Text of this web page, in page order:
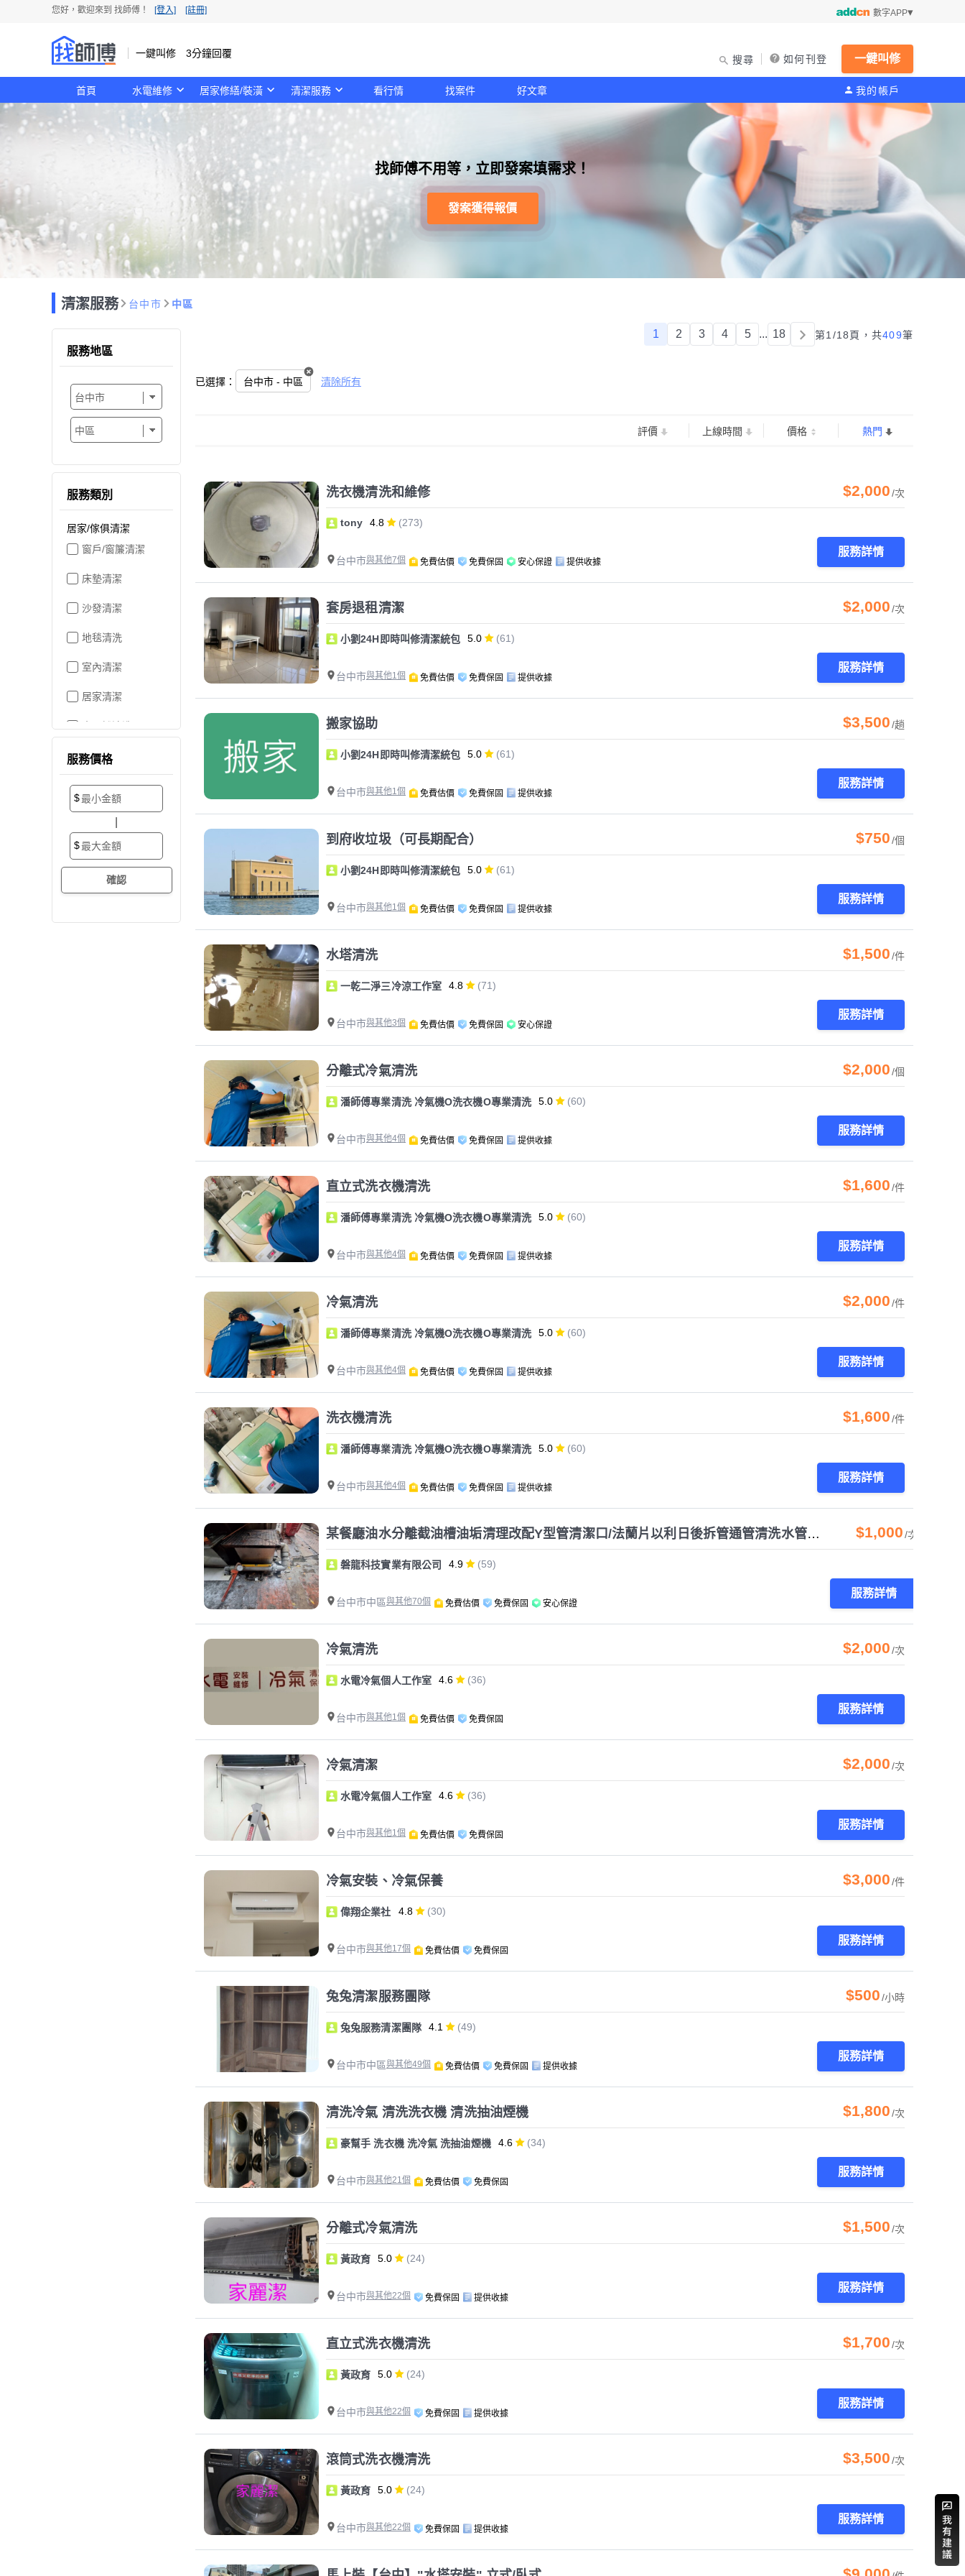
您好，歡迎來到 找師傅！ [登入] [註冊] 數字APP
一鍵叫修 3分鐘回覆
搜尋 如何刊登 一鍵叫修
首頁 水電維修 居家修繕/裝潢 清潔服務 看行情 找案件 好文章 我的帳戶
找師傅不用等，立即發案填需求！
發案獲得報價
清潔服務 台中市 中區
1 2 3 4 5 ... 18 第1/18頁， 共409筆
已選擇： 台中市 - 中區 清除所有
服務地區
服務類別
居家/傢俱清潔
窗戶/窗簾清潔
床墊清潔
沙發清潔
地毯清洗
室內清潔
居家清潔
空屋打掃
居家收納
搬家/裝潢後清潔
大掃除
辦公室清潔
服務價格
$
$
評價 上線時間 價格 熱門
洗衣機清洗和維修 $2,000/次
tony 4.8 (273)
台中市與其他7個 免費估價 免費保固 安心保證 提供收據
服務詳情
套房退租清潔 $2,000/次
小劉24H即時叫修清潔統包 5.0 (61)
台中市與其他1個 免費估價 免費保固 提供收據
服務詳情
搬家協助 $3,500/趟
小劉24H即時叫修清潔統包 5.0 (61)
台中市與其他1個 免費估價 免費保固 提供收據
服務詳情
到府收垃圾（可長期配合） $750/個
小劉24H即時叫修清潔統包 5.0 (61)
台中市與其他1個 免費估價 免費保固 提供收據
服務詳情
水塔清洗 $1,500/件
一乾二淨三冷涼工作室 4.8 (71)
台中市與其他3個 免費估價 免費保固 安心保證
服務詳情
分離式冷氣清洗 $2,000/個
潘師傅專業清洗 冷氣機O洗衣機O專業清洗 5.0 (60)
台中市與其他4個 免費估價 免費保固 提供收據
服務詳情
直立式洗衣機清洗 $1,600/件
潘師傅專業清洗 冷氣機O洗衣機O專業清洗 5.0 (60)
台中市與其他4個 免費估價 免費保固 提供收據
服務詳情
冷氣清洗 $2,000/件
潘師傅專業清洗 冷氣機O洗衣機O專業清洗 5.0 (60)
台中市與其他4個 免費估價 免費保固 提供收據
服務詳情
洗衣機清洗 $1,600/件
潘師傅專業清洗 冷氣機O洗衣機O專業清洗 5.0 (60)
台中市與其他4個 免費估價 免費保固 提供收據
服務詳情
某餐廳油水分離截油槽油垢清理改配Y型管清潔口/法蘭片以利日後拆管通管清洗水管髒污油垢 $1,000 /次
磐龍科技實業有限公司 4.9 (59)
台中市中區與其他70個 免費估價 免費保固 安心保證
服務詳情
冷氣清洗 $2,000/次
水電冷氣個人工作室 4.6 (36)
台中市與其他1個 免費估價 免費保固
服務詳情
冷氣清潔 $2,000/次
水電冷氣個人工作室 4.6 (36)
台中市與其他1個 免費估價 免費保固
服務詳情
冷氣安裝、冷氣保養 $3,000/件
偉翔企業社 4.8 (30)
台中市與其他17個 免費估價 免費保固
服務詳情
兔兔清潔服務團隊 $500/小時
兔兔服務清潔團隊 4.1 (49)
台中市中區與其他49個 免費估價 免費保固 提供收據
服務詳情
清洗冷氣 清洗洗衣機 清洗抽油煙機 $1,800/次
豪幫手 洗衣機 洗冷氣 洗抽油煙機 4.6 (34)
台中市與其他21個 免費估價 免費保固
服務詳情
分離式冷氣清洗 $1,500/次
黃政育 5.0 (24)
台中市與其他22個 免費保固 提供收據
服務詳情
直立式洗衣機清洗 $1,700/次
黃政育 5.0 (24)
台中市與其他22個 免費保固 提供收據
服務詳情
滾筒式洗衣機清洗 $3,500/次
黃政育 5.0 (24)
台中市與其他22個 免費保固 提供收據
服務詳情